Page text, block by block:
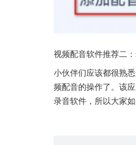
视频配音软件推荐二
小伙伴们应该都很熟
频配音的操作了。该
录音软件，所以大家